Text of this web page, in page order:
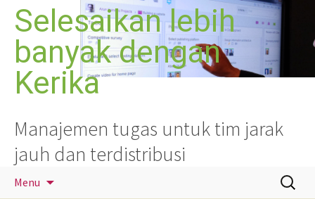
Langsung
Selesaikan lebih
banyak dengan
Kerika
Manajemen tugas untuk tim jarak
jauh dan terdistribusi
Menu
Cari
untuk: